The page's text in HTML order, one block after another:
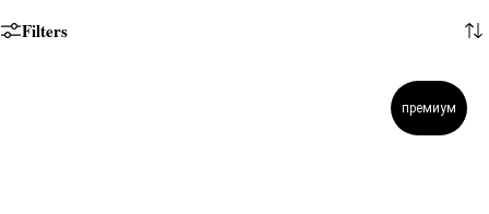
Filters
премиум